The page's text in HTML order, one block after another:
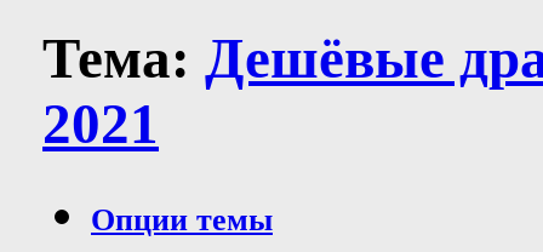
Тема: Дешёвые
2021
Опции темы